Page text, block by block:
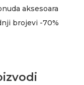
aksesoara
brojevi -70%